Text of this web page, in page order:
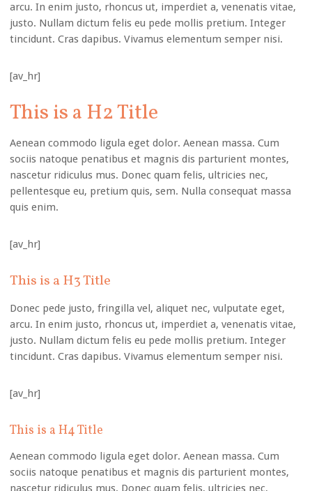
arcu. In enim justo, rhoncus ut, imperdiet a, venenatis vitae,
justo. Nullam dictum felis eu pede mollis pretium. Integer
tincidunt. Cras dapibus. Vivamus elementum semper nisi.
[av_hr]
This is a H2 Title
Aenean commodo ligula eget dolor. Aenean massa. Cum
sociis natoque penatibus et magnis dis parturient montes,
nascetur ridiculus mus. Donec quam felis, ultricies nec,
pellentesque eu, pretium quis, sem. Nulla consequat massa
quis enim.
[av_hr]
This is a H3 Title
Donec pede justo, fringilla vel, aliquet nec, vulputate eget,
arcu. In enim justo, rhoncus ut, imperdiet a, venenatis vitae,
justo. Nullam dictum felis eu pede mollis pretium. Integer
tincidunt. Cras dapibus. Vivamus elementum semper nisi.
[av_hr]
This is a H4 Title
Aenean commodo ligula eget dolor. Aenean massa. Cum
sociis natoque penatibus et magnis dis parturient montes,
nascetur ridiculus mus. Donec quam felis, ultricies nec,